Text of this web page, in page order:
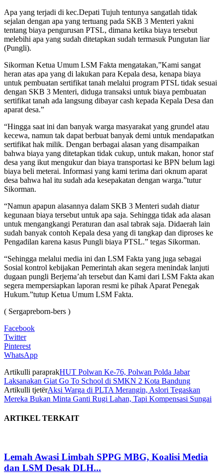
Apa yang terjadi di kec.Depati Tujuh tentunya sangatlah tidak
sejalan dengan apa yang tertuang pada SKB 3 Menteri yakni
tentang biaya pengurusan PTSL, dimana ketika biaya tersebut
melebihi apa yang sudah ditetapkan sudah termasuk Pungutan liar
(Pungli).
Sikorman Ketua Umum LSM Fakta mengatakan,”Kami sangat
heran atas apa yang di lakukan para Kepala desa, kenapa biaya
untuk pembuatan sertifikat tanah melalui program PTSL tidak sesuai
dengan SKB 3 Menteri, diduga transaksi untuk biaya pembuatan
sertifikat tanah ada langsung dibayar cash kepada Kepala Desa dan
aparat desa.”
“Hingga saat ini dan banyak warga masyarakat yang grundel atau
kecewa, namun tak dapat berbuat banyak demi untuk mendapatkan
sertifikat hak milik. Dengan berbagai alasan yang disampaikan
bahwa biaya yang ditetapkan tidak cukup, untuk makan, honor staf
desa yang ikut mengukur dan biaya transportasi ke BPN belum lagi
biaya beli meterai. Informasi yang kami terima dari oknum aparat
desa bahwa hal itu sudah ada kesepakatan dengan warga.”tutur
Sikorman.
“Namun apapun alasannya dalam SKB 3 Menteri sudah diatur
kegunaan biaya tersebut untuk apa saja. Sehingga tidak ada alasan
untuk mengangkangi Peraturan dan asal tabrak saja. Didaerah lain
sudah banyak contoh Kepala desa yang di tangkap dan diproses ke
Pengadilan karena kasus Pungli biaya PTSL.” tegas Sikorman.
“Sehingga melalui media ini dan LSM Fakta yang juga sebagai
Sosial kontrol kebijakan Pemerintah akan segera menindak lanjuti
dugaan pungli Berjema’ah tersebut dan Kami dari LSM Fakta akan
segera mempersiapkan laporan resmi ke pihak Aparat Penegak
Hukum.”tutup Ketua Umum LSM Fakta.
( Sergapreborn-bers )
Facebook
Twitter
Pinterest
WhatsApp
Artikulli paraprakHUT Polwan Ke-76, Polwan Polda Jabar
Laksanakan Giat Go To School di SMKN 2 Kota Bandung
Artikulli tjetërAksi Warga di PLTA Merangin, Aslori Tegaskan
Mereka Bukan Minta Ganti Rugi Lahan, Tapi Kompensasi Sungai
ARTIKEL TERKAIT
Lemah Awasi Limbah SPPG MBG, Koalisi Media
dan LSM Desak DLH...